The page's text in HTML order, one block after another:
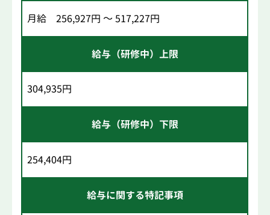
月給 256,927円 ～ 517,227円
給与（研修中）上限
304,935円
給与（研修中）下限
254,404円
給与に関する特記事項